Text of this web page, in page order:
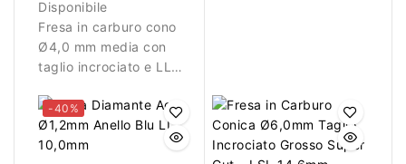
Disponibile
Fresa in carburo cono
Ø4,0 mm media con
taglio incrociato e LL
lavorazioni controllate
su gel e acrilico.
-40%